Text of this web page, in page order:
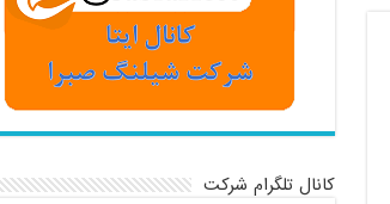
کانال تلگرام شرکت